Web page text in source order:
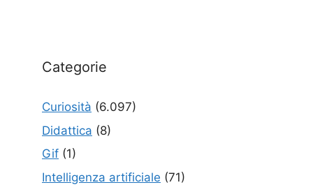
Categorie
Curiosità (6.097)
Didattica (8)
Gif (1)
Intelligenza artificiale (71)